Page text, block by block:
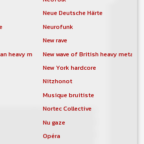
Neue Deutsche Härte
Neurofunk
New rave
heavy metalNew wave of British heavy metal
New York hardcore
Nitzhonot
Musique bruitiste
Nortec Collective
Nu gaze
Opéra